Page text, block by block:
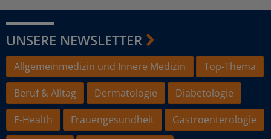
UNSERE NEWSLETTER
Allgemeinmedizin und Innere Medizin
Top-Thema
Beruf & Alltag
Dermatologie
Diabetologie
E-Health
Frauengesundheit
Gastroenterologie